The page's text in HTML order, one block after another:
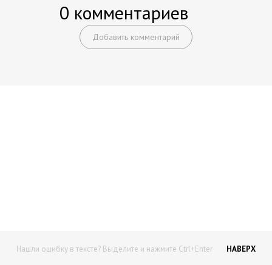
0 комментариев
Добавить комментарий
Нашли ошибку в тексте? Выделите и нажмите Ctrl+Enter НАВЕРХ